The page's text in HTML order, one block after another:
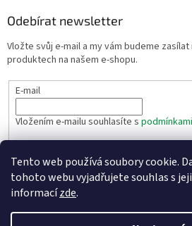
Tento web používá soubory cookie.
tohoto webu vyjadřujete souhlas s
informacízde.
Odebírat newsletter
Vložte svůj e-mail a my vám budeme
produktech na našem e-shopu.
E-mail
Vložením e-mailu souhlasíte s
PŘIHLÁSIT SE
Vytvořil